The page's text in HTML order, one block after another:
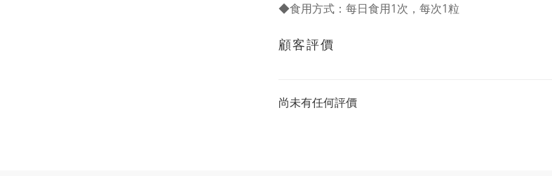
◆食用方式：每日食用1次，每次1粒
顧客評價
尚未有任何評價